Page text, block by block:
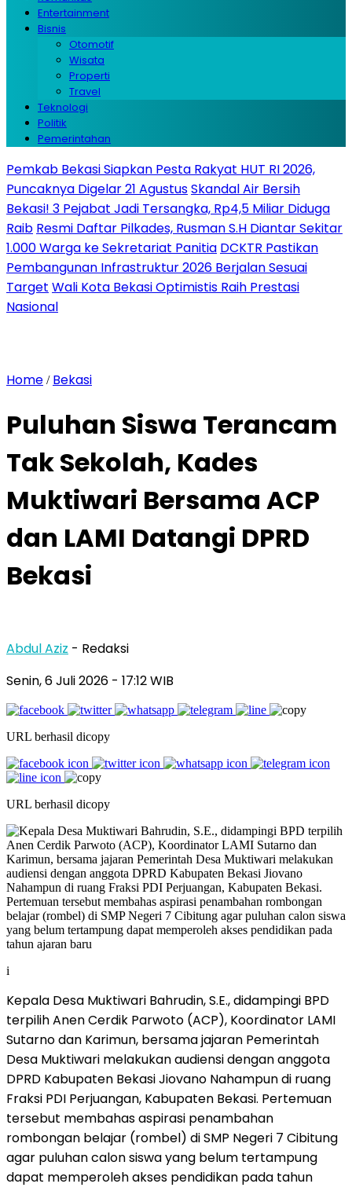
Entertainment
Bisnis
Otomotif
Wisata
Properti
Travel
Teknologi
Politik
Pemerintahan
Pemkab Bekasi Siapkan Pesta Rakyat HUT RI 2026,
Puncaknya Digelar 21 AgustusSkandal Air Bersih
Bekasi! 3 Pejabat Jadi Tersangka, Rp4,5 Miliar Diduga
Raib Resmi Daftar Pilkades, Rusman S.H Diantar Sekitar
1.000 Warga ke Sekretariat Panitia DCKTR Pastikan
Pembangunan Infrastruktur 2026 Berjalan Sesuai
Target Wali Kota Bekasi Optimistis Raih Prestasi
Nasional
Home / Bekasi
Puluhan Siswa Terancam
Tak Sekolah, Kades
Muktiwari Bersama ACP
dan LAMI Datangi DPRD
Bekasi
Abdul Aziz - Redaksi
Senin, 6 Juli 2026 - 17:12 WIB
URL berhasil dicopy
URL berhasil dicopy
i
Kepala Desa Muktiwari Bahrudin, S.E., didampingi BPD
terpilih Anen Cerdik Parwoto (ACP), Koordinator LAMI
Sutarno dan Karimun, bersama jajaran Pemerintah
Desa Muktiwari melakukan audiensi dengan anggota
DPRD Kabupaten Bekasi Jiovano Nahampun di ruang
Fraksi PDI Perjuangan, Kabupaten Bekasi. Pertemuan
tersebut membahas aspirasi penambahan
rombongan belajar (rombel) di SMP Negeri 7 Cibitung
agar puluhan calon siswa yang belum tertampung
dapat memperoleh akses pendidikan pada tahun